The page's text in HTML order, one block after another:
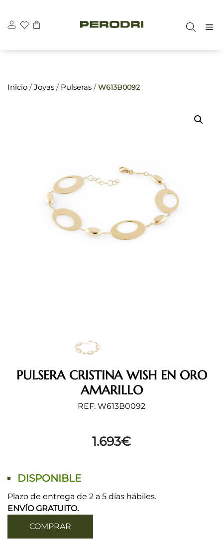
contenido
Inicio /Joyas / Pulseras /W613B0092
PULSERA CRISTINA WISH EN ORO
AMARILLO
REF: W613B0092
1.693€
DISPONIBLE
Plazo de entrega de 2 a 5 días hábiles.
ENVÍO GRATUITO.
COMPRAR